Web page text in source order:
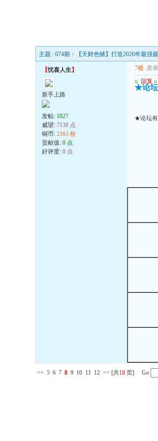
主题 : 074期：【天财色猪】打造2026年最强
【忧喜人生】
新手上路
发帖: 1827
威望: 7138 点
铜币: 2163 枚
贡献值: 0 点
好评度: 0 点
7楼 发
u 回复 u
★论
★论坛
<< 5 6 7 8 9 10 11 12 >> [共18 页] Go